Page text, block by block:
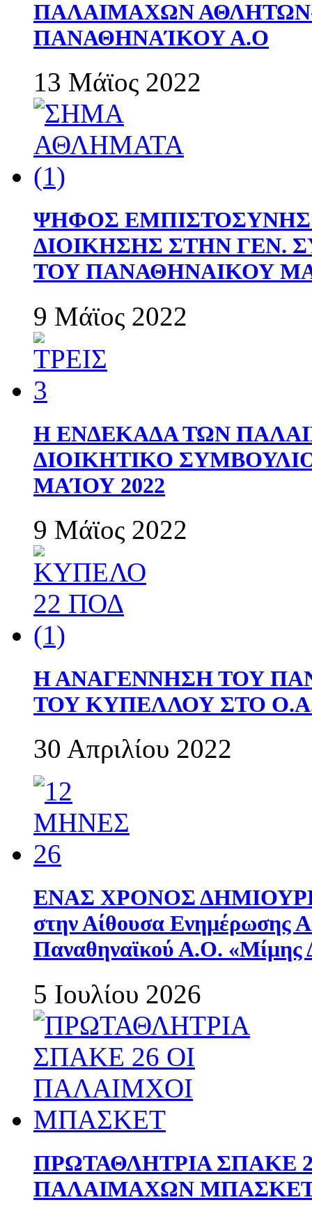
ΠΑΛΑΙΜΑΧΩΝ
ΠΑΝΑΘΗΝΑΊΚΟΥ Α.Ο
13 Μάϊος 2022
ΨΗΦΟΣ
ΔΙΟΙΚΗΣΗΣ ΣΤΗΝ ΓΕΝ.
ΤΟΥ ΠΑΝΑΘΗΝΑΙΚΟΥ
9 Μάϊος 2022
Η ΕΝΔΕΚΑΔΑ ΤΩΝ
ΔΙΟΙΚΗΤΙΚΟ
ΜΑΊΟΥ 2022
9 Μάϊος 2022
Η ΑΝΑΓΕΝΝΗΣΗ ΤΟΥ
ΤΟΥ ΚΥΠΕΛΛΟΥ ΣΤΟ
30 Απριλίου 2022
ΕΝΑΣ ΧΡΟΝΟΣ
στην Αίθουσα Ενημέρωσης
Παναθηναϊκού Α.Ο. «Μίμης
5 Ιουλίου 2026
ΠΡΩΤΑΘΛΗΤΡΙΑ ΣΠΑΚΕ
ΠΑΛΑΙΜΑΧΩΝ